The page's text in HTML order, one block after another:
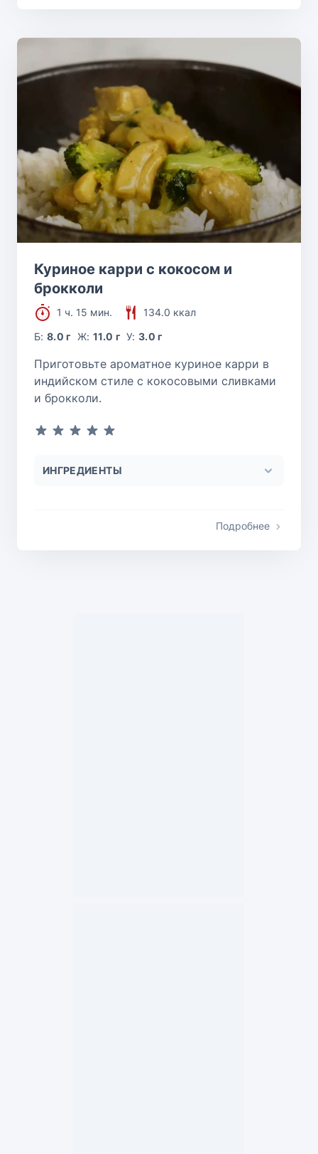
Куриное карри с кокосом и
брокколи
1 ч. 15 мин.
134.0 ккал
Б:8.0 г Ж: 11.0 г У:3.0 г
Приготовьте ароматное куриное карри в
индийском стиле с кокосовыми сливками
и брокколи.
ИНГРЕДИЕНТЫ
Подробнее